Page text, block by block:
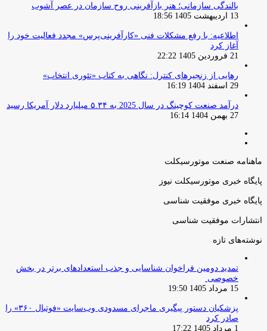
بالندگی سازمانی؛ هنر بازآفرینی روح سازمان در عصر آشوب
13 اردیبهشت 1405 18:56
اطلاعیه: با رفع مشکلات فنی «کارآفرینی‌پرس» مجدد فعالیت خود را
آغاز کرد
21 فروردین 1405 22:22
رهایی از زنجیرهای کنترل: نگاهی به کتاب «تئوری انتخاب»
29 اسفند 1404 16:19
درآمد صنعت کوچینگ در سال 2025 به ۵.۳۴ میلیارد دلار آمریکا رسید
27 بهمن 1404 16:14
ماهنامه صنعت موتورسیکلت
پایگاه خبری موتورسیکلت نیوز
پایگاه خبری موفقیت شناسی
انتشارات موفقیت شناسی
نوشته‌های تازه
تمدید دومین فراخوان شناسایی و جذب استعدادهای برتر در بخش
خصوصی
15 مرداد 1405 19:50
پزشکیان دستور پیگیری ماجرای مسدودی وب‌سایت «فوتبال ۳۶۰» را
صادر کرد
1 مرداد 1405 17:22